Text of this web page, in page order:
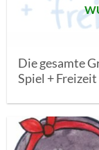
Die gesamte
Spiel +